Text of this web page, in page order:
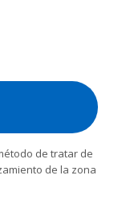
de tratar de
de la zona